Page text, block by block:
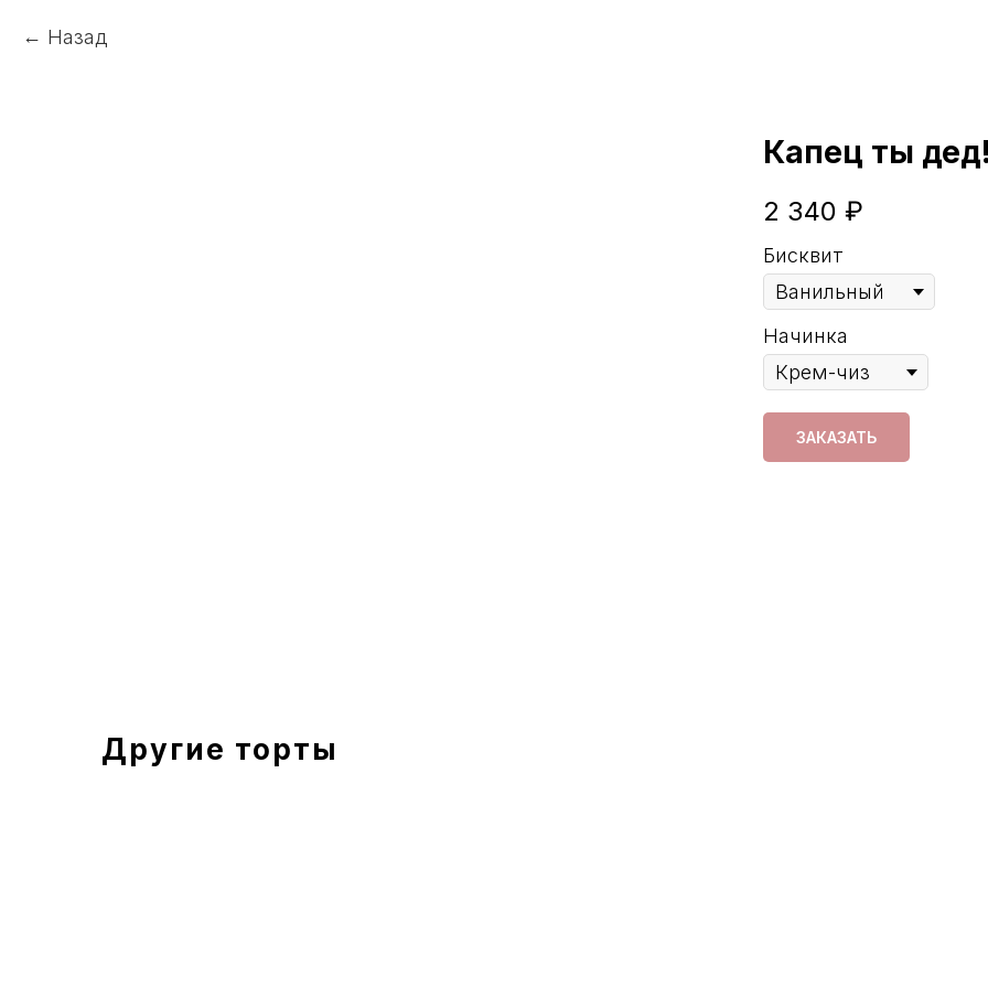
Назад
Капец ты
2 340 ₽
Бисквит
Начинка
ЗАКАЗАТЬ
Другие торты